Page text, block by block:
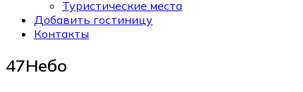
Туристические места
Добавить гостиницу
Контакты
47Небо